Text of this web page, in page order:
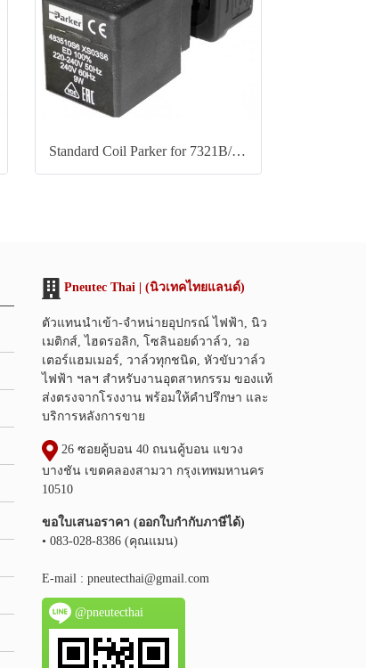
Standard Coil Parker for 7321B/7322B
Pneutec Thai | (นิวเทคไทยแลนด์)
ตัวแทนนำเข้า-จำหน่ายอุปกรณ์ ไฟฟ้า, นิว
เมติกส์, ไฮดรอลิก, โซลินอยด์วาล์ว, วอ
เตอร์แฮมเมอร์, วาล์วทุกชนิด, หัวขับวาล์ว
ไฟฟ้า ฯลฯ สำหรับงานอุตสาหกรรม ของแท้
ส่งตรงจากโรงงาน พร้อมให้คำปรึกษา และ
บริการหลังการขาย
26 ซอยคู้บอน 40 ถนนคู้บอน แขวง
บางชัน เขตคลองสามวา กรุงเทพมหานคร
10510
ขอใบเสนอราคา (ออกใบกำกับภาษีได้)
• 083-028-8386 (คุณแมน)
E-mail : pneutecthai@gmail.com
@pneutecthai